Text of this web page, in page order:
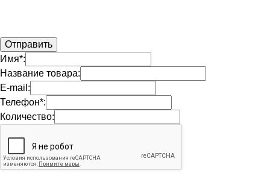
Имя*:
Название товара:
E-mail:
Телефон*:
Количество: